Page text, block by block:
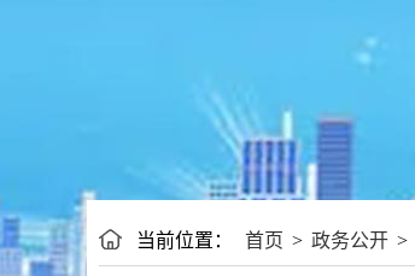
当前位置： 首页 > 政务公开 >